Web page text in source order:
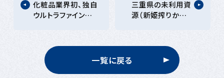
化粧品業界初、独自
ウルトラファインバブ
ノ）」確立 ファイン
バブル技術の国際標
準化を推進する
三重県の未利用資
源（新姫搾りかす・
たな可能性を開
拓 ―三重大学と
ロート製薬の共同研
一覧に戻る